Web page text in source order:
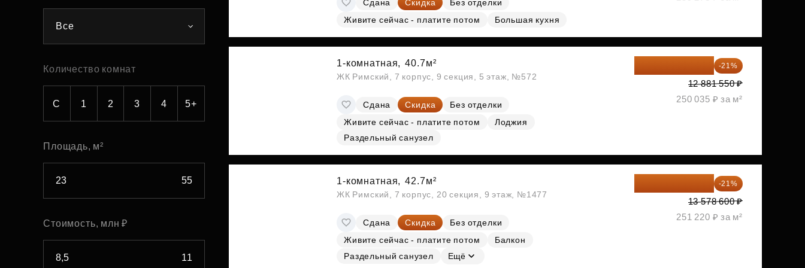
Субсидии
Все
Количество комнат
С 1 2 3 4 5+
Площадь, м²
Стоимость, млн ₽
Сдана Скидка
Без отделки
Живите сейчас - платите потом
Большая кухня
1-комнатная, 40.7м²
ЖК Римский, 7 корпус, 9 секция, 5 этаж, №572
Сдана Скидка
Без отделки
Живите сейчас - платите потом
Лоджия
Раздельный санузел
-21%
12 881 550 ₽
250 035 ₽ за м²
1-комнатная, 42.7м²
ЖК Римский, 7 корпус, 20 секция, 9 этаж, №1477
Сдана Скидка
Без отделки
Живите сейчас - платите потом
Балкон
Раздельный санузел
Ещё
-21%
13 578 600 ₽
251 220 ₽ за м²